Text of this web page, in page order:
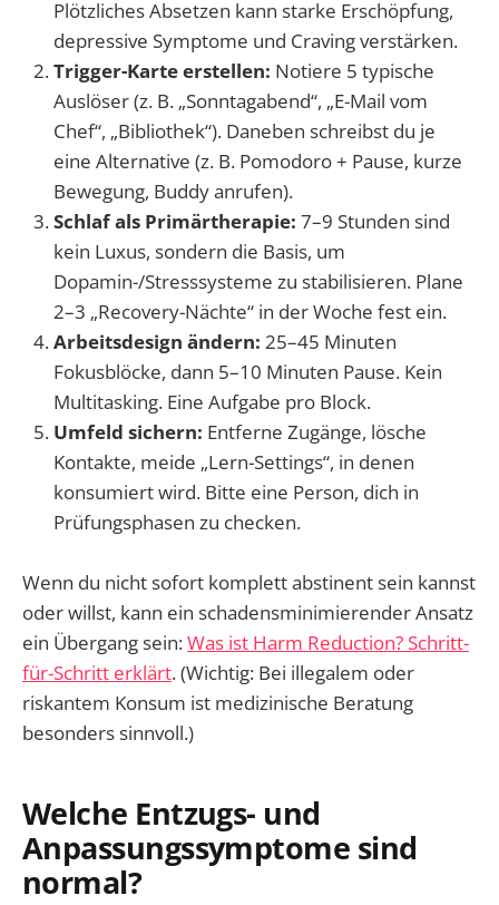
Plötzliches Absetzen kann starke Erschöpfung,
depressive Symptome und Craving verstärken.
Trigger-Karte erstellen: Notiere 5 typische
Auslöser (z. B. „Sonntagabend“, „E-Mail vom
Chef“, „Bibliothek“). Daneben schreibst du je
eine Alternative (z. B. Pomodoro + Pause, kurze
Bewegung, Buddy anrufen).
Schlaf als Primärtherapie: 7–9 Stunden sind
kein Luxus, sondern die Basis, um
Dopamin-/Stresssysteme zu stabilisieren. Plane
2–3 „Recovery-Nächte“ in der Woche fest ein.
Arbeitsdesign ändern: 25–45 Minuten
Fokusblöcke, dann 5–10 Minuten Pause. Kein
Multitasking. Eine Aufgabe pro Block.
Umfeld sichern: Entferne Zugänge, lösche
Kontakte, meide „Lern-Settings“, in denen
konsumiert wird. Bitte eine Person, dich in
Prüfungsphasen zu checken.
Wenn du nicht sofort komplett abstinent sein kannst
oder willst, kann ein schadensminimierender Ansatz
ein Übergang sein:Was ist Harm Reduction? Schritt-
für-Schritt erklärt. (Wichtig: Bei illegalem oder
riskantem Konsum ist medizinische Beratung
besonders sinnvoll.)
Welche Entzugs- und
Anpassungssymptome sind
normal?